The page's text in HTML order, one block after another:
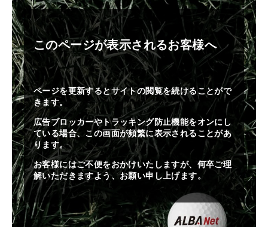
このページが表示されるお客様へ
ページを更新するとサイトの閲覧を続けることがで
きます。
広告ブロッカーやトラッキング防止機能をオンにし
ている場合、この画面が頻繁に表示されることがあ
ります。
お客様にはご不便をおかけいたしますが、何卒ご理
解いただきますよう、お願い申し上げます。